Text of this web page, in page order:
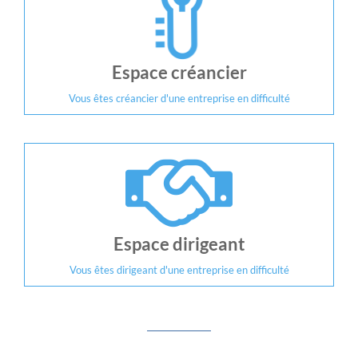
Espace créancier
Vous êtes créancier d'une entreprise en difficulté
Espace dirigeant
Vous êtes dirigeant d'une entreprise en difficulté